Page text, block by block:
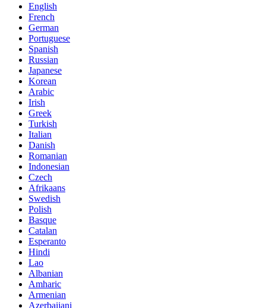
English
French
German
Portuguese
Spanish
Russian
Japanese
Korean
Arabic
Irish
Greek
Turkish
Italian
Danish
Romanian
Indonesian
Czech
Afrikaans
Swedish
Polish
Basque
Catalan
Esperanto
Hindi
Lao
Albanian
Amharic
Armenian
Azerbaijani